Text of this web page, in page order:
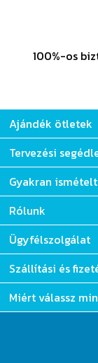
100%-os
Ajándék ötletek
Tervezési
Gyakran
Rólunk
Ügyfélszolgálat
Szállítási és
Miért válassz